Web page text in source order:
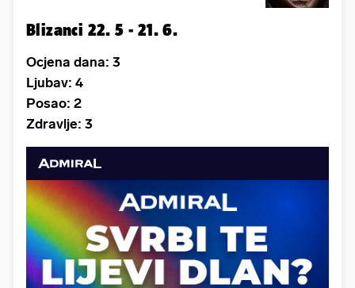
Blizanci 22. 5 - 21. 6.
Ocjena dana: 3
Ljubav: 4
Posao: 2
Zdravlje: 3